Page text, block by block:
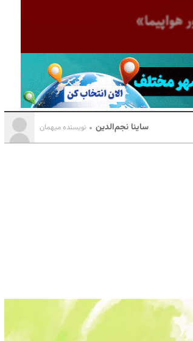
ساینا نجم‌الدین نویسنده میهمان